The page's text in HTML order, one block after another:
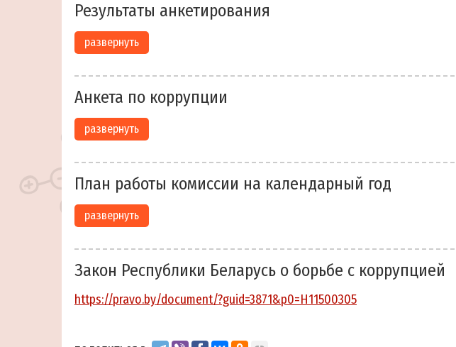
Результаты анкетирования
развернуть
Анкета по коррупции
развернуть
План работы комиссии на календарный год
развернуть
Закон Республики Беларусь о борьбе с коррупцией
https://pravo.by/document/?guid=3871&p0=H11500305